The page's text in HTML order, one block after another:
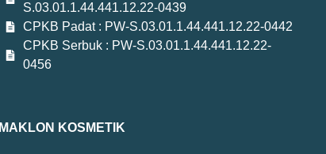
S.03.01.1.44.441.12.22-0439
CPKB Padat : PW-S.03.01.1.44.441.12.22-0442
CPKB Serbuk : PW-S.03.01.1.44.441.12.22-
0456
MAKLON KOSMETIK